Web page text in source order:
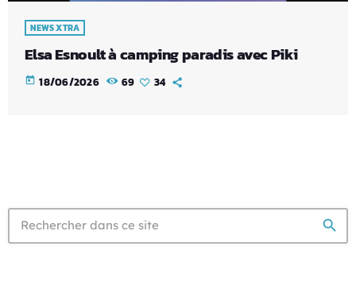
NEWS XTRA
Elsa Esnoult à camping paradis avec Piki
today 18/06/2026 69 34
search